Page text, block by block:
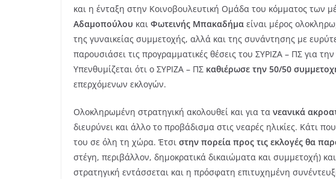
και η ένταξη στην Κοινοβουλευτική Ομάδα του κόμματος των
Αδαμοπούλου και Φωτεινής Μπακαδήμα είναι μέρος
της γυναικείας συμμετοχής, αλλά και της συνάντησης με
παρουσιάσει τις προγραμματικές θέσεις του ΣΥΡΙΖΑ – ΠΣ για
Υπενθυμίζεται ότι ο ΣΥΡΙΖΑ – ΠΣ καθιέρωσε την 50/50
επερχόμενων εκλογών.
Ολοκληρωμένη στρατηγική ακολουθεί και για τα νεανικά
διευρύνει και άλλο το προβάδισμα στις νεαρές ηλικίες. Κάτι
του σε όλη τη χώρα. Έτσι στην πορεία προς τις εκλογές θα
στέγη, περιβάλλον, δημοκρατικά δικαιώματα και συμμετοχή)
στρατηγική εντάσσεται και η πρόσφατη επιτυχημένη